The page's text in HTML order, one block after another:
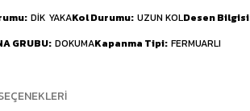
DİK YAKAKol Durumu UZUN KOLDesen Bilgisi
GRUBU DOKUMAKapanma Tipi FERMUARLI